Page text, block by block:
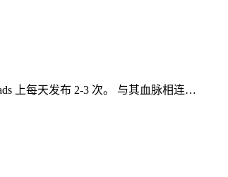
上每天发布 2-3 次。 与其血脉相连…